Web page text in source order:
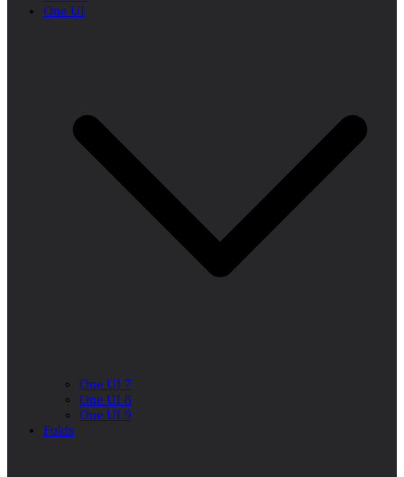
One UI
One UI 7
One UI 8
One UI 9
Folds